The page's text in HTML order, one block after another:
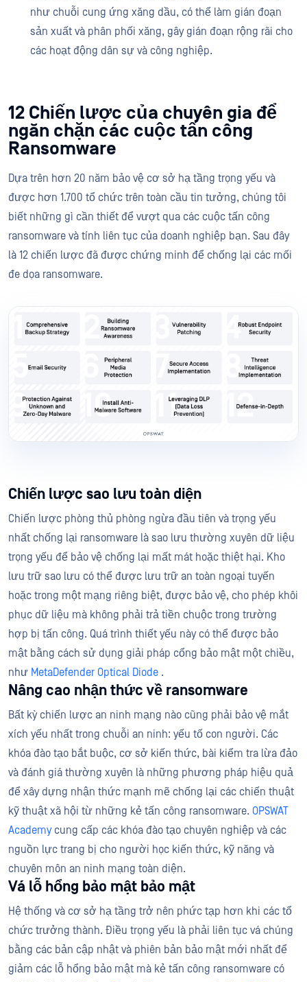
như chuỗi cung ứng xăng dầu, có thể làm gián đoạn
sản xuất và phân phối xăng, gây gián đoạn rộng rãi cho
các hoạt động dân sự và công nghiệp.
12 Chiến lược của chuyên gia để
ngăn chặn các cuộc tấn công
Ransomware
Dựa trên hơn 20 năm bảo vệ cơ sở hạ tầng trọng yếu và
được hơn 1.700 tổ chức trên toàn cầu tin tưởng, chúng tôi
biết những gì cần thiết để vượt qua các cuộc tấn công
ransomware và tính liên tục của doanh nghiệp bạn. Sau đây
là 12 chiến lược đã được chứng minh để chống lại các mối
đe dọa ransomware.
Chiến lược sao lưu toàn diện
Chiến lược phòng thủ phòng ngừa đầu tiên và trọng yếu
nhất chống lại ransomware là sao lưu thường xuyên dữ liệu
trọng yếu để bảo vệ chống lại mất mát hoặc thiệt hại. Kho
lưu trữ sao lưu có thể được lưu trữ an toàn ngoại tuyến
hoặc trong một mạng riêng biệt, được bảo vệ, cho phép khôi
phục dữ liệu mà không phải trả tiền chuộc trong trường
hợp bị tấn công. Quá trình thiết yếu này có thể được bảo
mật bằng cách sử dụng giải pháp cổng bảo mật một chiều,
như MetaDefender Optical Diode .
Nâng cao nhận thức về ransomware
Bất kỳ chiến lược an ninh mạng nào cũng phải bảo vệ mắt
xích yếu nhất trong chuỗi an ninh: yếu tố con người. Các
khóa đào tạo bắt buộc, cơ sở kiến thức, bài kiểm tra lừa đảo
và đánh giá thường xuyên là những phương pháp hiệu quả
để xây dựng nhận thức mạnh mẽ chống lại các chiến thuật
kỹ thuật xã hội từ những kẻ tấn công ransomware. OPSWAT
Academycung cấp các khóa đào tạo chuyên nghiệp và các
nguồn lực trang bị cho người học kiến thức, kỹ năng và
chuyên môn an ninh mạng toàn diện.
Vá lỗ hổng bảo mật bảo mật
Hệ thống và cơ sở hạ tầng trở nên phức tạp hơn khi các tổ
chức trưởng thành. Điều trọng yếu là phải liên tục vá chúng
bằng các bản cập nhật và phiên bản bảo mật mới nhất để
giảm các lỗ hổng bảo mật mà kẻ tấn công ransomware có